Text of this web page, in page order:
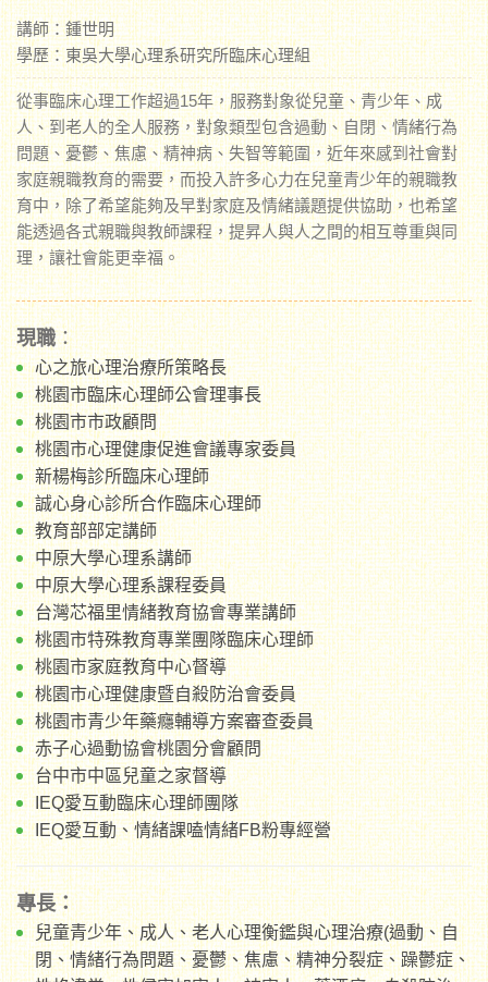
講師：鍾世明
學歷：東吳大學心理系研究所臨床心理組
從事臨床心理工作超過15年，服務對象從兒童、青少年、成
人、到老人的全人服務，對象類型包含過動、自閉、情緒行為
問題、憂鬱、焦慮、精神病、失智等範圍，近年來感到社會對
家庭親職教育的需要，而投入許多心力在兒童青少年的親職教
育中，除了希望能夠及早對家庭及情緒議題提供協助，也希望
能透過各式親職與教師課程，提昇人與人之間的相互尊重與同
理，讓社會能更幸福。
現職：
心之旅心理治療所策略長
桃園市臨床心理師公會理事長
桃園市市政顧問
桃園市心理健康促進會議專家委員
新楊梅診所臨床心理師
誠心身心診所合作臨床心理師
教育部部定講師
中原大學心理系講師
中原大學心理系課程委員
台灣芯福里情緒教育協會專業講師
桃園市特殊教育專業團隊臨床心理師
桃園市家庭教育中心督導
桃園市心理健康暨自殺防治會委員
桃園市青少年藥癮輔導方案審查委員
赤子心過動協會桃園分會顧問
台中市中區兒童之家督導
IEQ愛互動臨床心理師團隊
IEQ愛互動、情緒課嗑情緒FB粉專經營
專長：
兒童青少年、成人、老人心理衡鑑與心理治療(過動、自
閉、情緒行為問題、憂鬱、焦慮、精神分裂症、躁鬱症、